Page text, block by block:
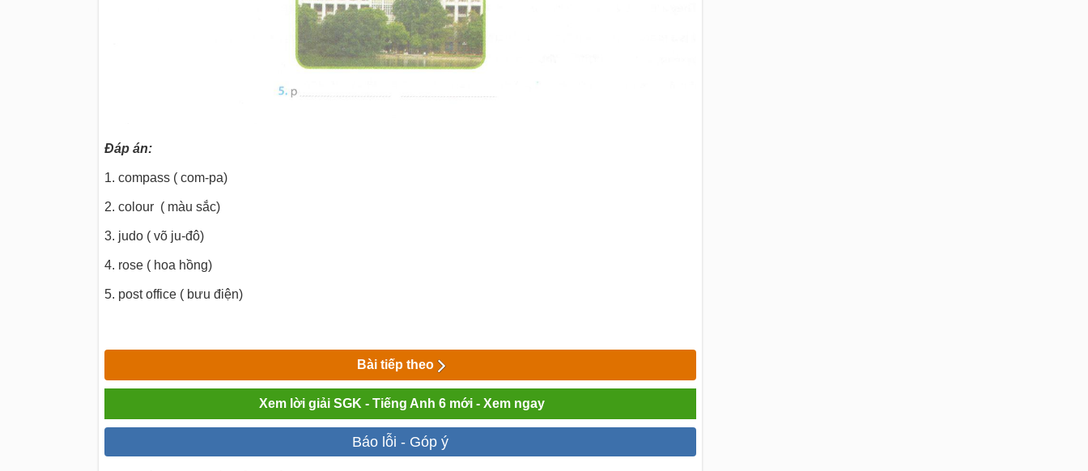
Đáp án:
1. compass ( com-pa)
2. colour ( màu sắc)
3. judo ( võ ju-đô)
4. rose ( hoa hồng)
5. post office ( bưu điện)
Bài tiếp theo
Xem lời giải SGK - Tiếng Anh 6 mới - Xem ngay
Báo lỗi - Góp ý